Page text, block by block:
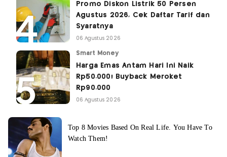
Promo Diskon Listrik 50 Persen
Agustus 2026, Cek Daftar Tarif dan
Syaratnya
06 Agustus 2026
Smart Money
Harga Emas Antam Hari Ini Naik
Rp50.000! Buyback Meroket
Rp90.000
06 Agustus 2026